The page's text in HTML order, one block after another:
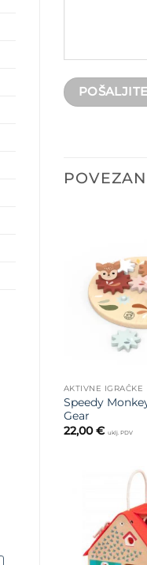
AKTIVNE IGRAČKE
Speedy
Gear
22,00€ uklj. PDV